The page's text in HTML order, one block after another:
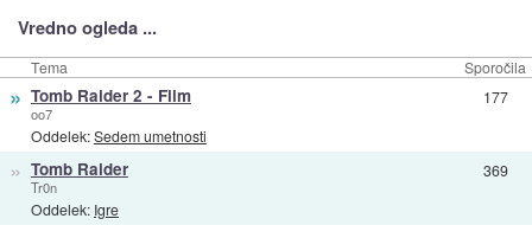
Vredno ogleda ...
Tema Sporočila
» Tomb Raider 2 - Film
oo7
Oddelek:Sedem umetnosti
177
» Tomb Raider
Tr0n
Oddelek: Igre
369